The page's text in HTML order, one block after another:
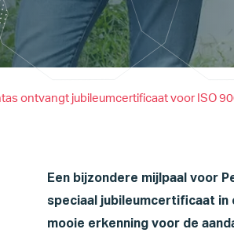
ontvangt jubileumcertificaat voor ISO
Een bijzondere mijlpaal voor
speciaal jubileumcertificaat in
mooie erkenning voor de